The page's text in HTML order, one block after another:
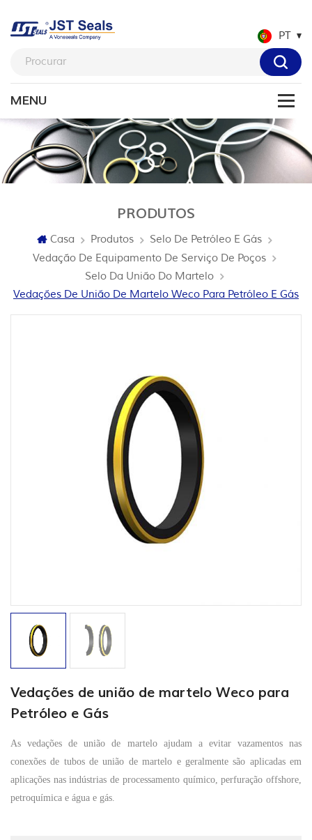
PT
PRODUTOS
Casa Produtos
Selo De Petróleo E Gás
Vedação De Equipamento De Serviço De Poços
Selo Da União Do Martelo
Vedações De União De Martelo Weco Para Petróleo E Gás
Vedações de união de martelo Weco para
Petróleo e Gás
As vedações de união de martelo ajudam a evitar vazamentos nas
conexões de tubos de união de martelo e geralmente são aplicadas em
aplicações nas indústrias de processamento químico, perfuração offshore,
petroquímica e água e gás.